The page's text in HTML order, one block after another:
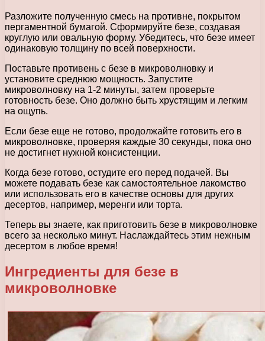
Разложите полученную смесь на противне, покрытом
пергаментной бумагой. Сформируйте безе, создавая
круглую или овальную форму. Убедитесь, что безе имеет
одинаковую толщину по всей поверхности.
Поставьте противень с безе в микроволновку и
установите среднюю мощность. Запустите
микроволновку на 1-2 минуты, затем проверьте
готовность безе. Оно должно быть хрустящим и легким
на ощупь.
Если безе еще не готово, продолжайте готовить его в
микроволновке, проверяя каждые 30 секунды, пока оно
не достигнет нужной консистенции.
Когда безе готово, остудите его перед подачей. Вы
можете подавать безе как самостоятельное лакомство
или использовать его в качестве основы для других
десертов, например, меренги или торта.
Теперь вы знаете, как приготовить безе в микроволновке
всего за несколько минут. Наслаждайтесь этим нежным
десертом в любое время!
Ингредиенты для безе в
микроволновке